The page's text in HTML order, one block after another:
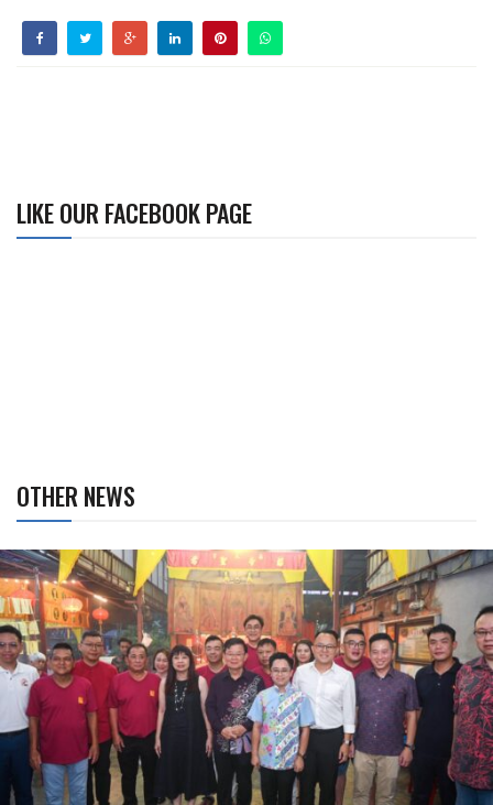
LIKE OUR FACEBOOK PAGE
OTHER NEWS